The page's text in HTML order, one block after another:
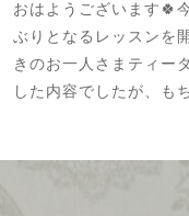
おはようございます🍀
ぶりとなるレッスンを
きのお一人さまティー
した内容でしたが、も